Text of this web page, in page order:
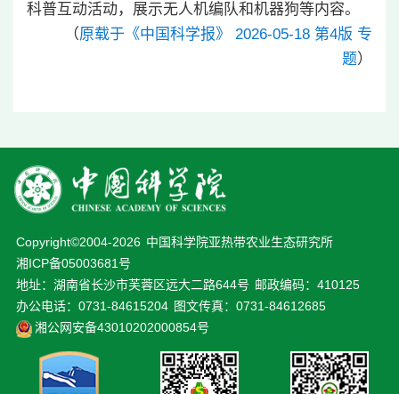
科普互动活动，展示无人机编队和机器狗等内容。
（原载于《中国科学报》 2026-05-18 第4版 专
题）
Copyright©2004-2026 中国科学院亚热带农业生态研究所
湘ICP备05003681号
地址：湖南省长沙市芙蓉区远大二路644号 邮政编码：410125
办公电话：0731-84615204 图文传真：0731-84612685
湘公网安备43010202000854号